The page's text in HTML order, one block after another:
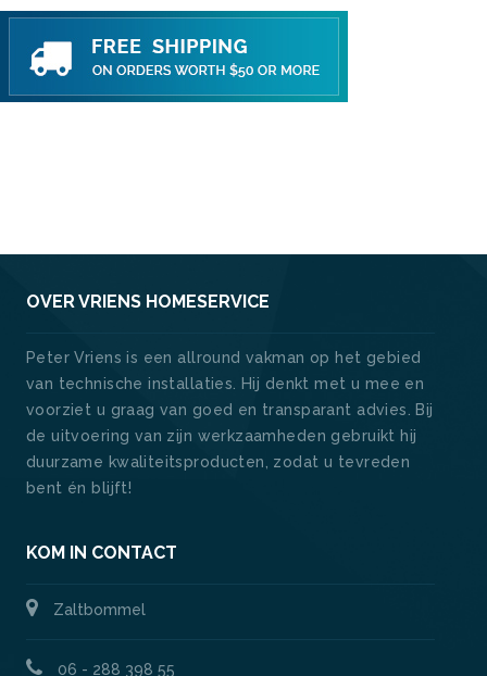
OVER VRIENS HOMESERVICE
Peter Vriens is een allround vakman op het gebied
van technische installaties. Hij denkt met u mee en
voorziet u graag van goed en transparant advies. Bij
de uitvoering van zijn werkzaamheden gebruikt hij
duurzame kwaliteitsproducten, zodat u tevreden
bent én blijft!
KOM IN CONTACT
Zaltbommel
06 - 288 398 55